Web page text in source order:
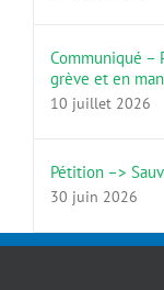
Communiqué –
grève et en
10 juillet 2026
Pétition –>
30 juin 2026